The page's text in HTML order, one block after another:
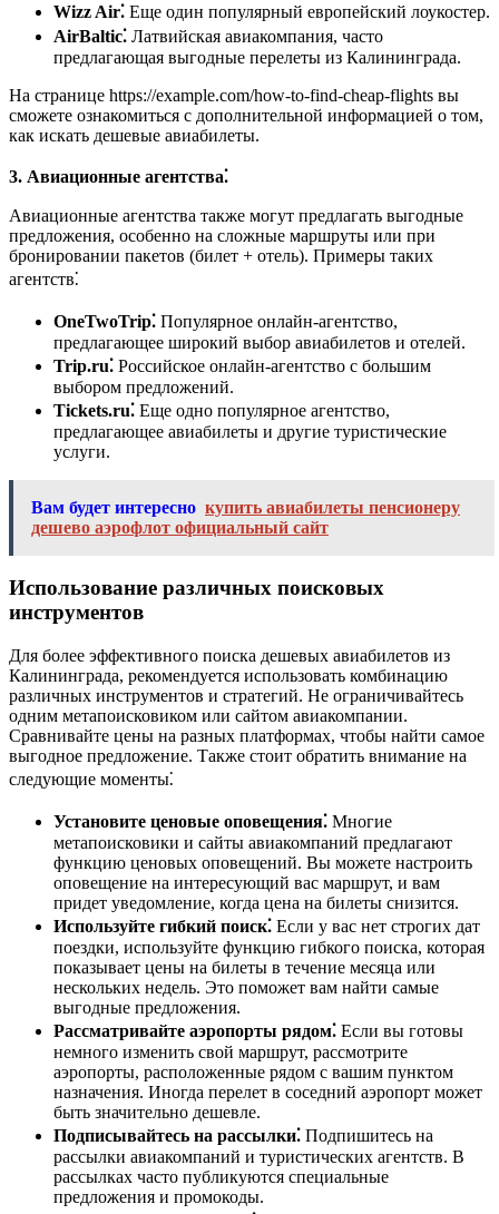
Wizz Air⁚ Еще один популярный европейский лоукостер.
AirBaltic⁚ Латвийская авиакомпания, часто
предлагающая выгодные перелеты из Калининграда.
На странице https://example.com/how-to-find-cheap-flights вы
сможете ознакомиться с дополнительной информацией о том,
как искать дешевые авиабилеты.
3. Авиационные агентства⁚
Авиационные агентства также могут предлагать выгодные
предложения, особенно на сложные маршруты или при
бронировании пакетов (билет + отель). Примеры таких
агентств⁚
OneTwoTrip⁚ Популярное онлайн-агентство,
предлагающее широкий выбор авиабилетов и отелей.
Trip.ru⁚ Российское онлайн-агентство с большим
выбором предложений.
Tickets.ru⁚ Еще одно популярное агентство,
предлагающее авиабилеты и другие туристические
услуги.
Вам будет интересно купить авиабилеты пенсионеру
дешево аэрофлот официальный сайт
Использование различных поисковых
инструментов
Для более эффективного поиска дешевых авиабилетов из
Калининграда, рекомендуется использовать комбинацию
различных инструментов и стратегий. Не ограничивайтесь
одним метапоисковиком или сайтом авиакомпании.
Сравнивайте цены на разных платформах, чтобы найти самое
выгодное предложение. Также стоит обратить внимание на
следующие моменты⁚
Установите ценовые оповещения⁚ Многие
метапоисковики и сайты авиакомпаний предлагают
функцию ценовых оповещений. Вы можете настроить
оповещение на интересующий вас маршрут, и вам
придет уведомление, когда цена на билеты снизится.
Используйте гибкий поиск⁚ Если у вас нет строгих дат
поездки, используйте функцию гибкого поиска, которая
показывает цены на билеты в течение месяца или
нескольких недель. Это поможет вам найти самые
выгодные предложения.
Рассматривайте аэропорты рядом⁚ Если вы готовы
немного изменить свой маршрут, рассмотрите
аэропорты, расположенные рядом с вашим пунктом
назначения. Иногда перелет в соседний аэропорт может
быть значительно дешевле.
Подписывайтесь на рассылки⁚ Подпишитесь на
рассылки авиакомпаний и туристических агентств. В
рассылках часто публикуются специальные
предложения и промокоды.